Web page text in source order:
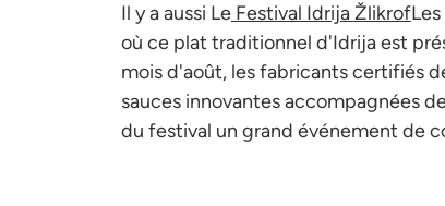
Il y a aussi LeFestival Idrija Žlikrof
où ce plat traditionnel d'Idrija est
mois d'août, les fabricants certifiés
sauces innovantes accompagnées
du festival un grand événement de